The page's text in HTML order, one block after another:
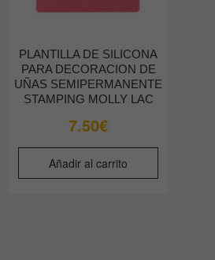
PLANTILLA DE SILICONA
PARA DECORACION DE
UÑAS SEMIPERMANENTE
STAMPING MOLLY LAC
7.50€
Añadir al carrito